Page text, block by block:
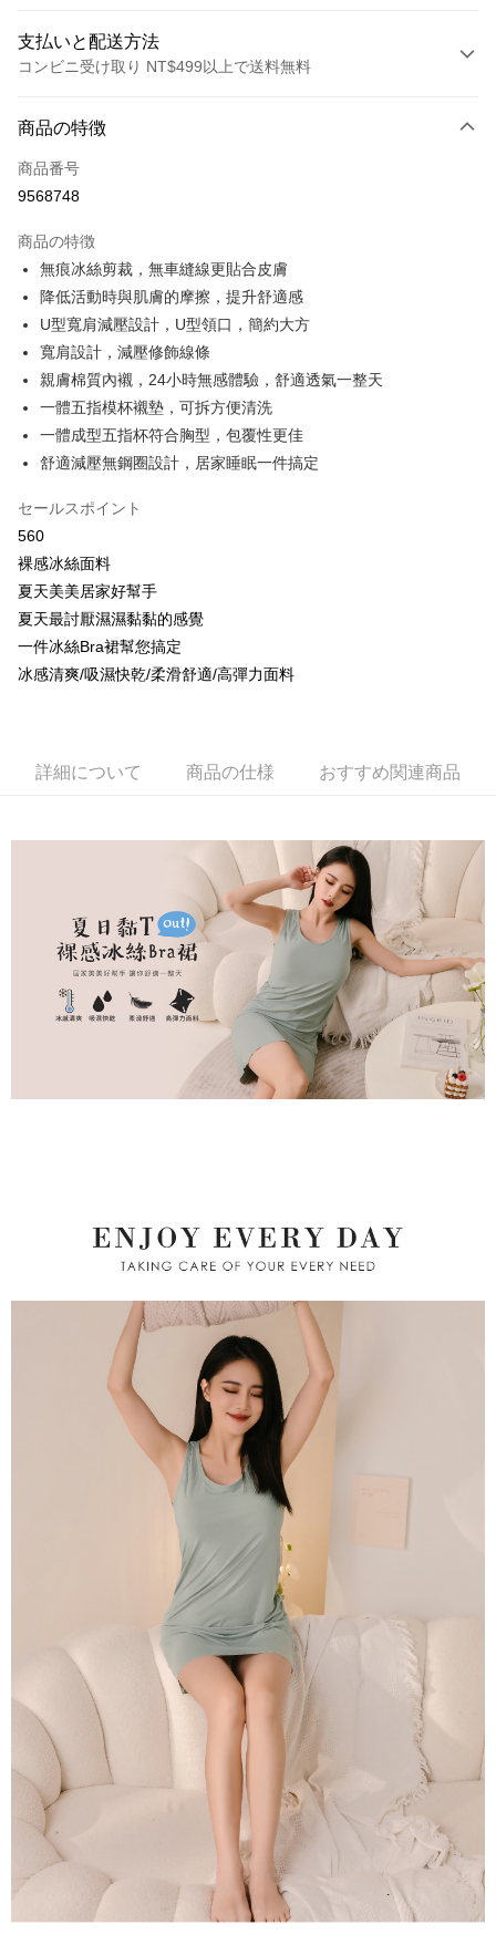
支払いと配送方法
コンビニ受け取り NT$499以上で送料無料
クレジットカード1回払い
コンビニ店頭代金引換
Apple Pay
JKOPAY
Easy Wallet
Plus Pay
OP Pay Later
説明
加の申請なしで即時に利用可能です。
2. 支払い方法で「OP Pay Later」を選択すると、注文が成立した後に自動
的に OP Pay Later の取引プロセスに移行し、携帯番号を確認後、分割払
3. 実際の承認額、分割回数および費用については、後続の取引確認ページ
を基準とします。
4. 注文成立後30分以内に確認取引を行わない場合や審査が通過しない場
合、注文は自動的にキャンセルされます。「転専審査」に未通過の状況が
発生した場合は、システムの評価基準に達していないことを意味し、評価
1. 分割払いの金額は電信請求書に統合されず、「OP Pay Later」は毎月の
1. 本サービスは「台湾大哥大株式会社」（以下「当社」といいます）によ
って提供され、ユーザーが取引時に本サービスを通じて商品やサービスを
購入できるようにし、店舗が売買／分割払い売買の債権を当社に譲渡した
後、契約に基づいて当社の請求書で帳款を支払うことになります。
2. 「OP Pay Later」を利用する契約関係の目的から、店舗はあなたの個人
情報（名前、電話または住所を含む）を台湾大哥大に提供し、収集、処理
および利用するために、当社があなた本人と分割請求書に必要な情報の確
認、照合および修正を行います。
3. 完全なユーザーサービス規約については、以下のリンクを参照してくだ
説明
一、 AFTEE代金後払いについて
1.お支払い方法でAFTEE代金後払いを選択すると、携帯電話認証ウィンド
ウが表示されます。
3.注文するときのお支払いは不要です。商品はご指定の住所に配送されま
す。
4.ご注文が完了すると、携帯に支払い通知のSMSが届きます。アプリ会員
の場合は、AFTEE アプリプッシュ通知が届きます。
代金納付期限は最短で 14 日以内ですので、ご注意ください。AFTEE アプ
お支払期限は、ショップが請求した期日と、AFTEEで延長できる日数をも
とに計算されます。AFTEEで注文すると、商品を受け取るまで支払い期限
を延長できますが、商品を期限内に受け取れない場合があります（例：予
約商品や商品到着日が比較的遅い商品）。そのため、商品到着の有無に関
わらず、AFTEEで指定された期限内にお支払いください。
1.初回 AFTEEを ご利用の際に、認証結果及び当社の審査の結果に基づ
き、限度額が設定されます。
3.現在、台湾の会員のみご利用いただけます。
三、利用規約「AFTEE代金後払い」（以下当サービスという）はネットプ
ームページの『個人情報の収集、処理及び利用に関する声明』をご参照く
https://aftee.tw/privacypolicy/ ）。
ります。支払い期限を過ぎた場合、その金額に基づいて年利20%の遅延滞
納金が加算されます。未成年の利用者は、事前に法定代理人または後見人
の同意を得ればAFTEEをご利用いただけます。
個人情報の処理、利用について疑問がある、または関連する法律の権利を
行使したい場合は、ネットプロテクションズcs_tw@netprotections.co.jp
にご連絡ください。上記に示した個人情報を、必要な購入注文書とあわせ
てAFTEEにご提供いただく、またはAFTEEにあなたの個人情報の収集、処
理、利用を許可することににご同意いただけない場合は、当サービスを選
Hami Point
説明
「Hami Point」為中華電信所提供之點數服務，可於會員專區綁定中華電信
ATM払い
代金引換
全家取貨付款
配送毎にNT$80、NT$499以上で送料無料
配送毎にNT$80、NT$799以上で送料無料
付款後萊爾富取貨
配送毎にNT$80、NT$799以上で送料無料
配送毎にNT$80、NT$799以上で送料無料
配送毎にNT$120
國家/地區配送
商品の特徴
商品番号
9568748
商品の特徴
無痕冰絲剪裁，無車縫線更貼合皮膚
降低活動時與肌膚的摩擦，提升舒適感
U型寬肩減壓設計，U型領口，簡約大方
寬肩設計，減壓修飾線條
親膚棉質內襯，24小時無感體驗，舒適透氣一整天
一體五指模杯襯墊，可拆方便清洗
一體成型五指杯符合胸型，包覆性更佳
舒適減壓無鋼圈設計，居家睡眠一件搞定
セールスポイント
560
裸感冰絲面料
夏天美美居家好幫手
夏天最討厭濕濕黏黏的感覺
一件冰絲Bra裙幫您搞定
冰感清爽/吸濕快乾/柔滑舒適/高彈力面料
詳細について 商品の仕様 おすすめ関連商品